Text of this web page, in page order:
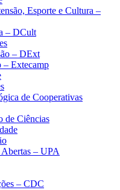
Esporte e Cultura –
– DCult
– DExt
– Extecamp
de Cooperativas
de Ciências
– UPA
– CDC